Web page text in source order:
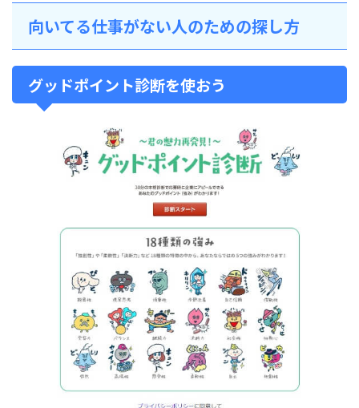
向いてる仕事がない人のための探し方
グッドポイント診断を使おう